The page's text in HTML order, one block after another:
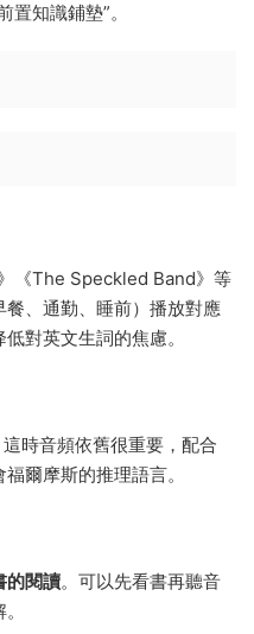
知識鋪墊”。
《The Speckled Band》等
、通勤、睡前）播放對應
對英文生詞的焦慮。
時音頻依舊很重要，配合
爾摩斯的推理語言。
的閱讀。可以先看書再聽音